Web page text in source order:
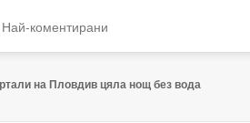
Най-коментирани
на Пловдив цяла нощ без вода